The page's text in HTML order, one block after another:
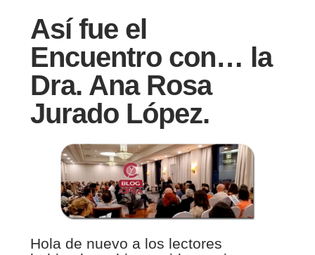
Así fue el
Encuentro con… la
Dra. Ana Rosa
Jurado López.
Hola de nuevo a los lectores